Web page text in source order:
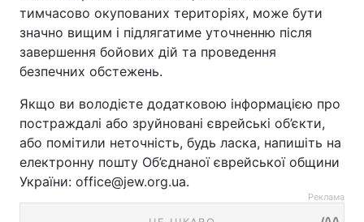
тимчасово окупованих територіях, може бути
значно вищим і підлягатиме уточненню після
завершення бойових дій та проведення
безпечних обстежень.
Якщо ви володієте додатковою інформацією про
постраждалі або зруйновані єврейські об’єкти,
або помітили неточність, будь ласка, напишіть на
електронну пошту Об’єднаної єврейської общини
України: office@jew.org.ua.
Реклама